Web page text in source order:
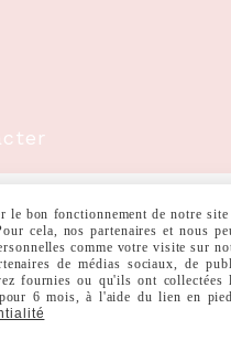
CONDITIONS
le bon fonctionnement de notre
cela, nos partenaires et nous
comme votre visite sur
de médias sociaux, de
fournies ou qu'ils ont
6 mois, à l'aide du lien en